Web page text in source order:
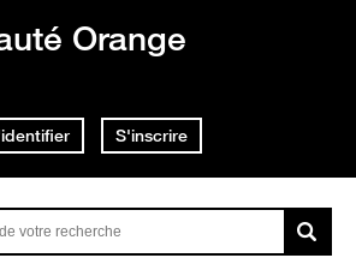
Orange
S'inscrire